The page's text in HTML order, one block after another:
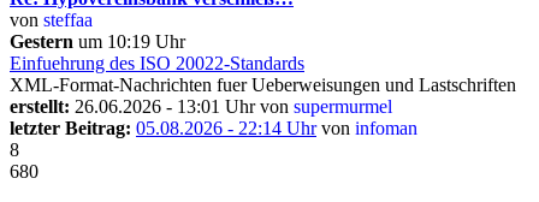
von steffaa
Gestern um 10:19 Uhr
Einfuehrung des ISO 20022-Standards
XML-Format-Nachrichten fuer Ueberweisungen und Lastschriften
erstellt: 26.06.2026 - 13:01 Uhr von supermurmel
letzter Beitrag: 05.08.2026 - 22:14 Uhrvon infoman
8
680